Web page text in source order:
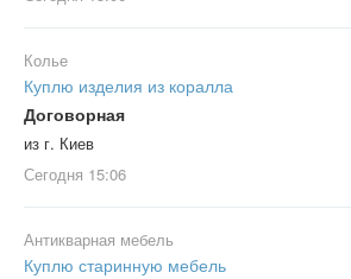
Колье
Куплю изделия из коралла
Договорная
из г. Киев
Сегодня 15:06
Антикварная мебель
Куплю старинную мебель